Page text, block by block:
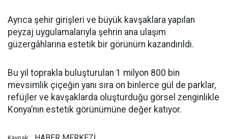
Ayrıca şehir girişleri ve büyük kavşaklara yapılan
peyzaj uygulamalarıyla şehrin ana ulaşım
güzergâhlarına estetik bir görünüm kazandırıldı.
Bu yıl toprakla buluşturulan 1 milyon 800 bin
mevsimlik çiçeğin yanı sıra on binlerce gül de parklar,
refüjler ve kavşaklarda oluşturduğu görsel zenginlikle
Konya’nın estetik görünümüne değer katıyor.